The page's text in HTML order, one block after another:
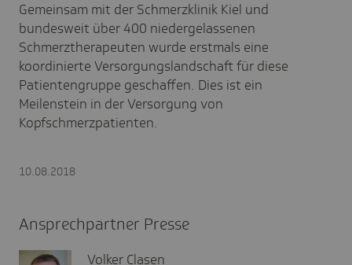
Gemeinsam mit der Schmerzklinik Kiel und
bundesweit über 400 niedergelassenen
Schmerztherapeuten wurde erstmals eine
koordinierte Versorgungslandschaft für diese
Patientengruppe geschaffen. Dies ist ein
Meilenstein in der Versorgung von
Kopfschmerzpatienten.
10.08.2018
Ansprechpartner Presse
Volker Clasen